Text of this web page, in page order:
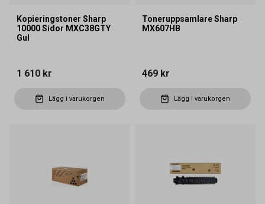
Kopieringstoner Sharp
10000 Sidor MXC38GTY
Gul
1 610 kr
Lägg i varukorgen
Toneruppsamlare Sharp
MX607HB
469 kr
Lägg i varukorgen